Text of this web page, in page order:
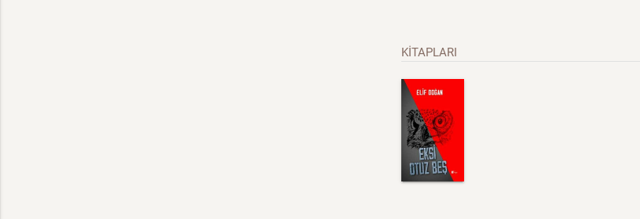
KİTAPLARI